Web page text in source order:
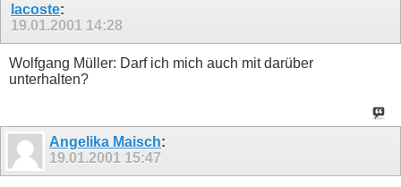
lacoste:
19.01.2001 14:28
Wolfgang Müller: Darf ich mich auch mit darüber
unterhalten?
Angelika Maisch:
19.01.2001 15:47